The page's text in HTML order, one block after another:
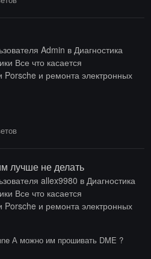
Admin в Диагностика
Все что касается
Porsche и ремонта электронных
лучше не делать
allex9980 в Диагностика
Все что касается
Porsche и ремонта электронных
А можно им прошивать DME ?